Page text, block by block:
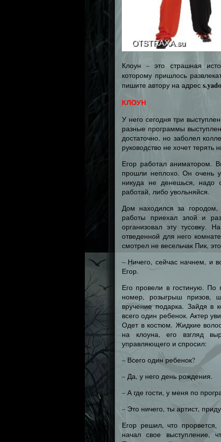
Клоун – это страшная
которому пришлось
пишите автору на адрес
КЛОУН
У него сегодня три
разные программы
достаточно, но заболел
руководство не хочет терять
Егор работал аниматором.
прошли неплохо. Он очень
никуда не денешься, надо
работай, либо увольняйся.
Дом находился за городом,
работы приехал злой и
организовал эту тусовку.
отведенной для него
смотрел не весельчак Пик,
– Ничего, сейчас начнем, и
Егор.
Его провели в гостиную. По
номер, розыгрыш призов,
вручение подарка. Зайдя в
всего один ребенок. Актер
Одет в костюм. Жидкие
на клоуна, его взгляд
управляющего и спросил:
– Всего один ребенок?
– Да, у него день рождения.
– А где гости, у меня по
– Это ничего, ты артист,
Егор решил, что
начал свое выступление,